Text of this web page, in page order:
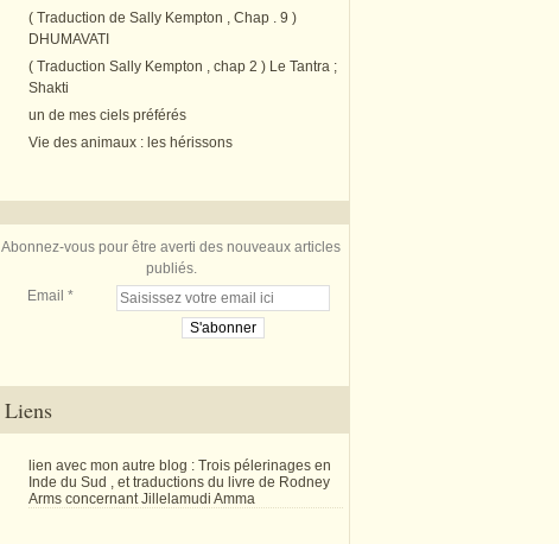
( Traduction de Sally Kempton , Chap . 9 )
DHUMAVATI
( Traduction Sally Kempton , chap 2 ) Le Tantra ;
Shakti
un de mes ciels préférés
Vie des animaux : les hérissons
Abonnez-vous pour être averti des nouveaux articles
publiés.
Email
Liens
lien avec mon autre blog : Trois pélerinages en
Inde du Sud , et traductions du livre de Rodney
Arms concernant Jillelamudi Amma